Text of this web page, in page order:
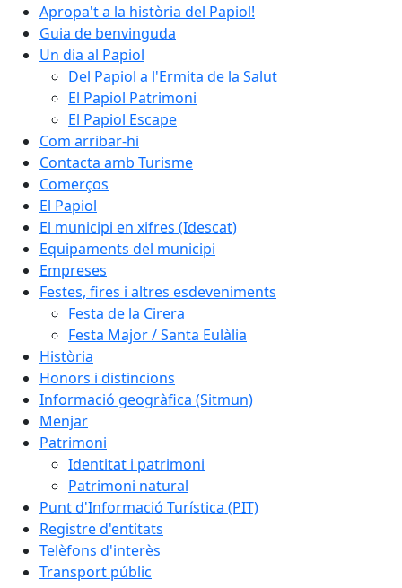
Apropa't a la història del Papiol!
Guia de benvinguda
Un dia al Papiol
Del Papiol a l'Ermita de la Salut
El Papiol Patrimoni
El Papiol Escape
Com arribar-hi
Contacta amb Turisme
Comerços
El Papiol
El municipi en xifres (Idescat)
Equipaments del municipi
Empreses
Festes, fires i altres esdeveniments
Festa de la Cirera
Festa Major / Santa Eulàlia
Història
Honors i distincions
Informació geogràfica (Sitmun)
Menjar
Patrimoni
Identitat i patrimoni
Patrimoni natural
Punt d'Informació Turística (PIT)
Registre d'entitats
Telèfons d'interès
Transport públic